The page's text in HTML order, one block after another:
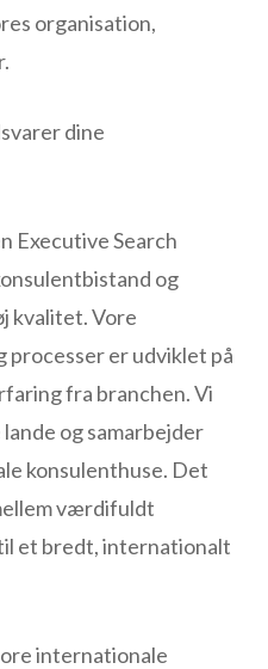
organisation,
dine
Executive Search
og
kvalitet. Vore
processer er udviklet på
fra branchen. Vi
og samarbejder
konsulenthuse. Det
værdifuldt
et bredt, internationalt
internationale